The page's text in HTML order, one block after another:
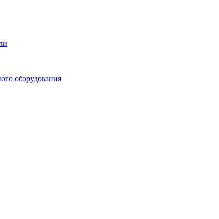
оборудования